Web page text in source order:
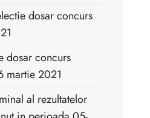
dosar concurs
dosar concurs
martie 2021
al rezultatelor